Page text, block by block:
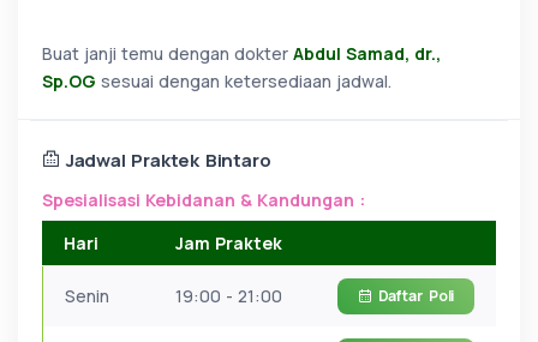
Buat janji temu dengan dokter Abdul Samad, dr.,
Sp.OG sesuai dengan ketersediaan jadwal.
Jadwal Praktek Bintaro
Spesialisasi Kebidanan & Kandungan :
Hari
Jam Praktek
Senin 19:00 - 21:00 Daftar Poli